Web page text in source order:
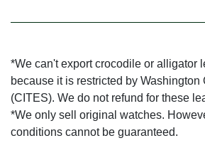
*We can't export crocodile or alligator
because it is restricted by Washington
(CITES). We do not refund for these
*We only sell original watches.
conditions cannot be guaranteed.